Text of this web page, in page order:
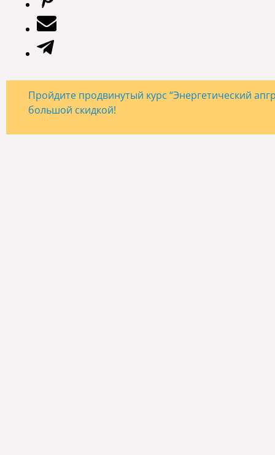
Пройдите продвинутый курс “Энергетический
большой скидкой!